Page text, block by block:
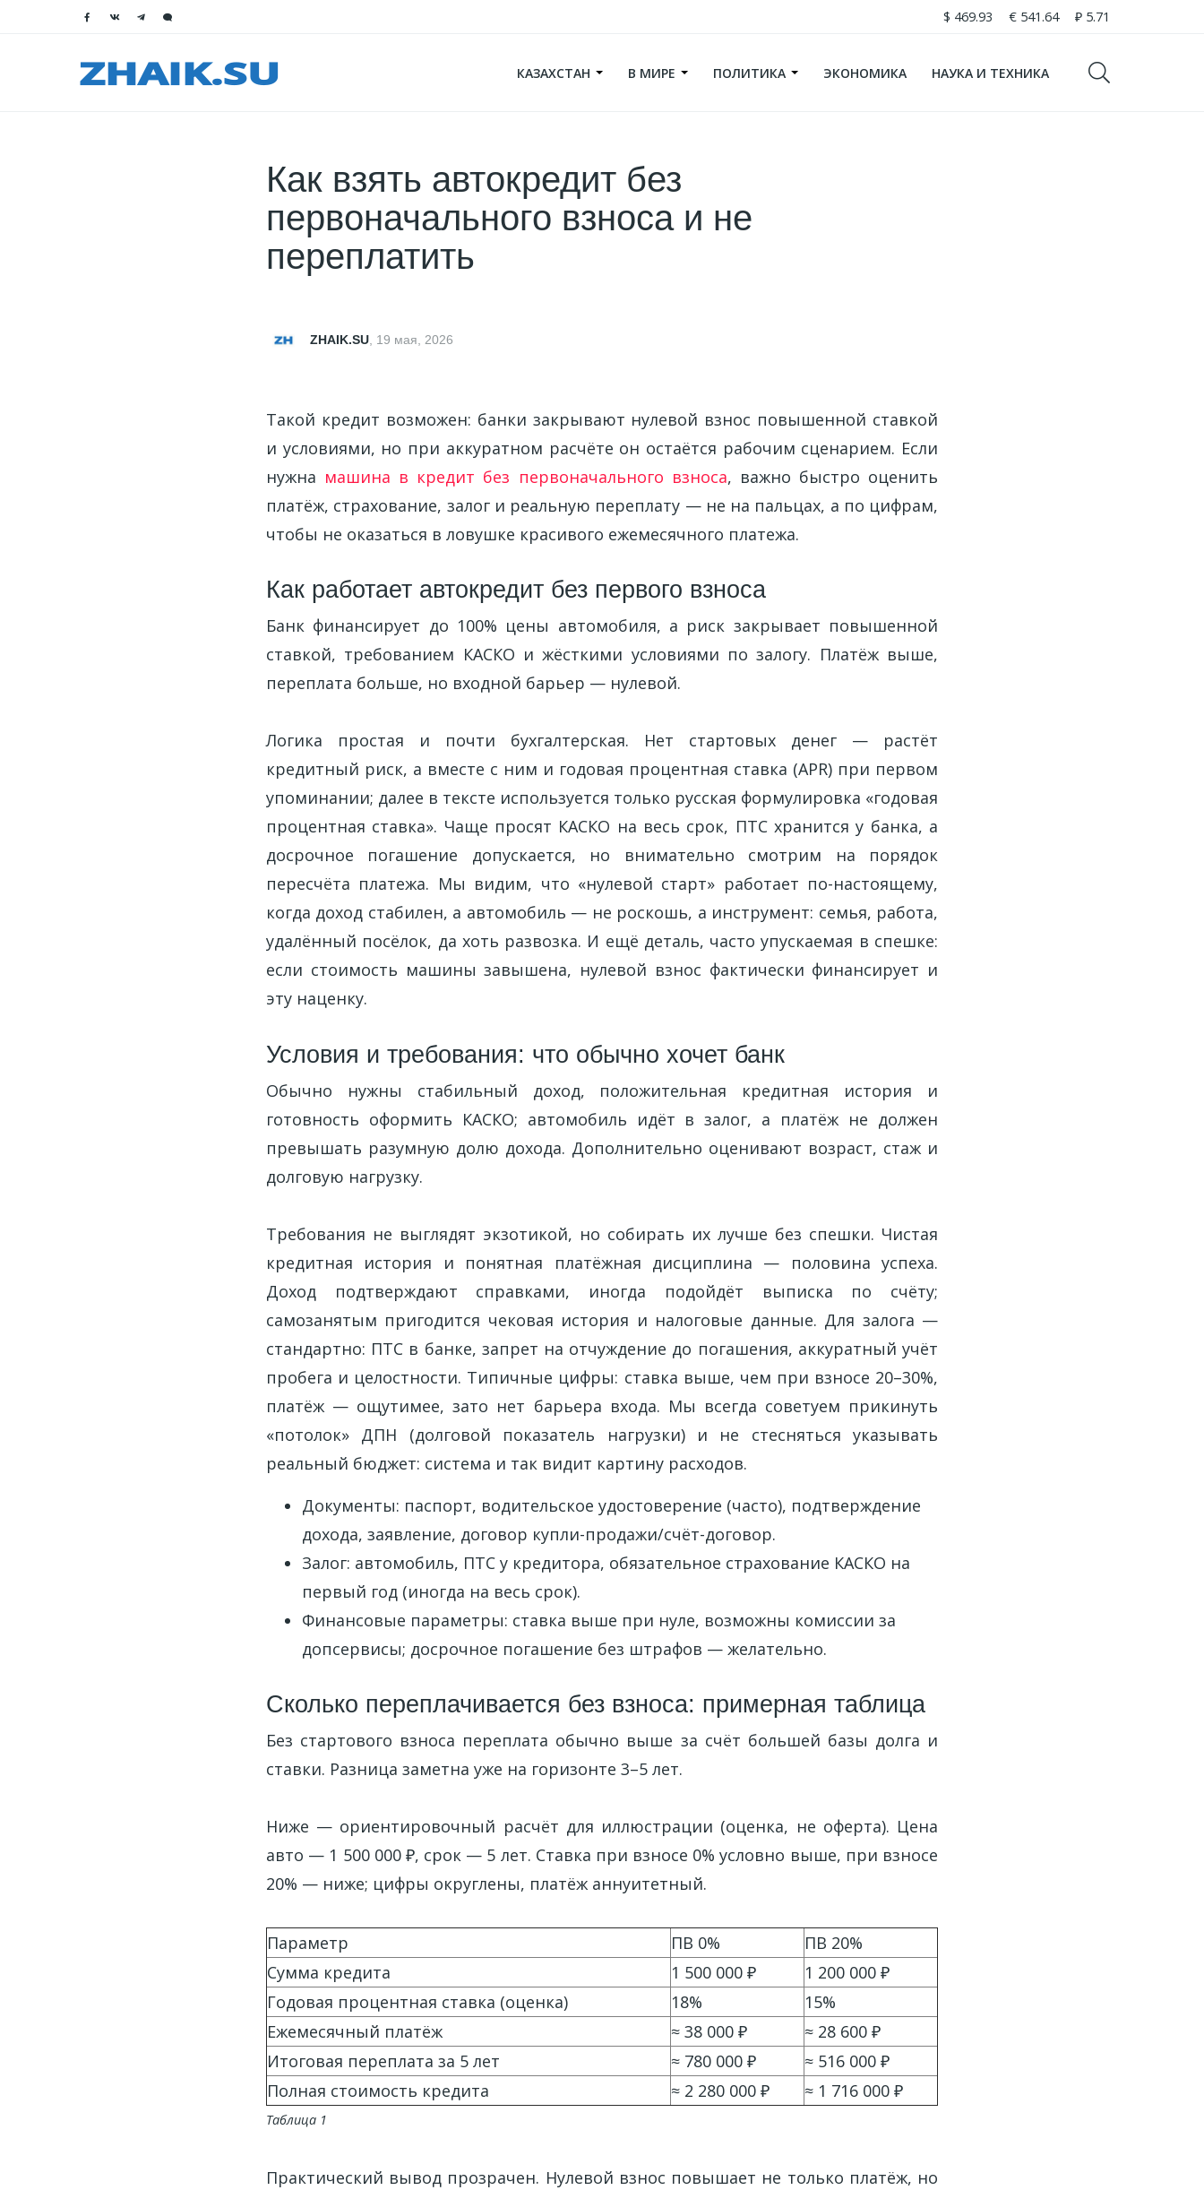
$ 469.93 € 541.64 ₽ 5.71
КАЗАХСТАН В МИРЕ ПОЛИТИКА ЭКОНОМИКА НАУКА И ТЕХНИКА
Как взять автокредит без
первоначального взноса и не
переплатить
ZHAIK.SU, 19 мая, 2026
Такой кредит возможен: банки закрывают нулевой взнос повышенной ставкой
и условиями, но при аккуратном расчёте он остаётся рабочим сценарием. Если
нужна машина в кредит без первоначального взноса, важно быстро оценить
платёж, страхование, залог и реальную переплату — не на пальцах, а по цифрам,
чтобы не оказаться в ловушке красивого ежемесячного платежа.
Как работает автокредит без первого взноса
Банк финансирует до 100% цены автомобиля, а риск закрывает повышенной
ставкой, требованием КАСКО и жёсткими условиями по залогу. Платёж выше,
переплата больше, но входной барьер — нулевой.
Логика простая и почти бухгалтерская. Нет стартовых денег — растёт
кредитный риск, а вместе с ним и годовая процентная ставка (APR) при первом
упоминании; далее в тексте используется только русская формулировка «годовая
процентная ставка». Чаще просят КАСКО на весь срок, ПТС хранится у банка, а
досрочное погашение допускается, но внимательно смотрим на порядок
пересчёта платежа. Мы видим, что «нулевой старт» работает по-настоящему,
когда доход стабилен, а автомобиль — не роскошь, а инструмент: семья, работа,
удалённый посёлок, да хоть развозка. И ещё деталь, часто упускаемая в спешке:
если стоимость машины завышена, нулевой взнос фактически финансирует и
эту наценку.
Условия и требования: что обычно хочет банк
Обычно нужны стабильный доход, положительная кредитная история и
готовность оформить КАСКО; автомобиль идёт в залог, а платёж не должен
превышать разумную долю дохода. Дополнительно оценивают возраст, стаж и
долговую нагрузку.
Требования не выглядят экзотикой, но собирать их лучше без спешки. Чистая
кредитная история и понятная платёжная дисциплина — половина успеха.
Доход подтверждают справками, иногда подойдёт выписка по счёту;
самозанятым пригодится чековая история и налоговые данные. Для залога —
стандартно: ПТС в банке, запрет на отчуждение до погашения, аккуратный учёт
пробега и целостности. Типичные цифры: ставка выше, чем при взносе 20–30%,
платёж — ощутимее, зато нет барьера входа. Мы всегда советуем прикинуть
«потолок» ДПН (долговой показатель нагрузки) и не стесняться указывать
реальный бюджет: система и так видит картину расходов.
Документы: паспорт, водительское удостоверение (часто), подтверждение
дохода, заявление, договор купли-продажи/счёт-договор.
Залог: автомобиль, ПТС у кредитора, обязательное страхование КАСКО на
первый год (иногда на весь срок).
Финансовые параметры: ставка выше при нуле, возможны комиссии за
допсервисы; досрочное погашение без штрафов — желательно.
Сколько переплачивается без взноса: примерная таблица
Без стартового взноса переплата обычно выше за счёт большей базы долга и
ставки. Разница заметна уже на горизонте 3–5 лет.
Ниже — ориентировочный расчёт для иллюстрации (оценка, не оферта). Цена
авто — 1 500 000 ₽, срок — 5 лет. Ставка при взносе 0% условно выше, при взносе
20% — ниже; цифры округлены, платёж аннуитетный.
Параметр ПВ 0%
ПВ 20%
Сумма кредита
1 500 000 ₽
1 200 000 ₽
Годовая процентная ставка (оценка)
18%
15%
Ежемесячный платёж
≈ 38 000 ₽
≈ 28 600 ₽
Итоговая переплата за 5 лет
≈ 780 000 ₽
≈ 516 000 ₽
Полная стоимость кредита
≈ 2 280 000 ₽ ≈ 1 716 000 ₽
Таблица 1
Практический вывод прозрачен. Нулевой взнос повышает не только платёж, но